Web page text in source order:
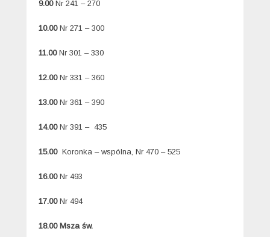
9.00Nr 241 – 270
10.00Nr 271 – 300
11.00Nr 301 – 330
12.00Nr 331 – 360
13.00Nr 361 – 390
14.00Nr 391 – 435
15.00Koronka – wspólna, Nr 470 – 525
16.00 Nr 493
17.00Nr 494
18.00 Msza św.